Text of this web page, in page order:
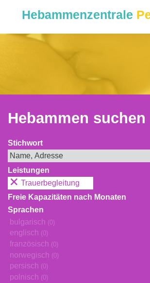
Hebammenzentrale
Hebammen suchen
Stichwort
Leistungen
Trauerbegleitung
Freie Kapazitäten nach Monaten
Sprachen
bulgarisch (0)
englisch (0)
französisch (0)
norwegisch (0)
persisch (0)
polnisch (0)